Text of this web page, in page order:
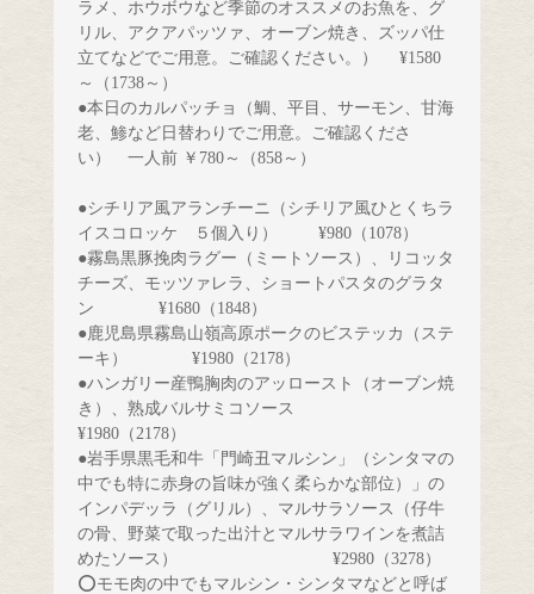
ラメ、ホウボウなど季節のオススメのお魚を、 グ
リル、アクアパッツァ、オーブン焼き、ズッパ仕
立てなどでご用意。ご確認ください。）　 ¥1580
～（1738～）
●本日のカルパッチョ（鯛、平目、サーモン、甘海
老、鯵など日替わりでご用意。ご確認くださ
い）　一人前 ￥780～（858～）
●シチリア風アランチーニ（シチリア風ひとくちラ
イスコロッケ　５個入り）
¥980（1078）
●霧島黒豚挽肉ラグー（ミートソース）、リコッタ
チーズ、モッツァレラ、ショートパスタのグラタ
ン
¥1680（1848）
●鹿児島県霧島山嶺高原ポークのビステッカ（ステ
ーキ）
¥1980（2178）
●ハンガリー産鴨胸肉のアッロースト（オーブン焼
き）、熟成バルサミコソース
¥1980（2178）
●岩手県黒毛和牛「門崎丑マルシン」（シンタマの
中でも特に赤身の旨味が強く柔らかな部位）」の
インパデッラ（グリル）、 マルサラソース（仔牛
の骨、野菜で取った出汁とマルサラワインを煮詰
めたソース）
¥2980（3278）
⭕️モモ肉の中でもマルシン・シンタマなどと呼ば